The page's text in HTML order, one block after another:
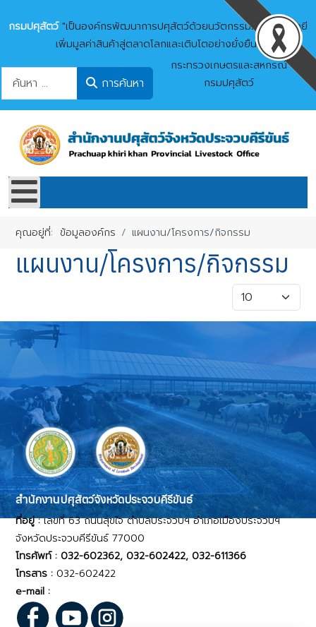
กรมปศุสัตว์"เป็นองค์กรพัฒนาการปศุสัตว์ด้วยนวัตกรรมและเทคโนโลยี
เพิ่มมูลค่าสินค้าสู่ตลาดโลกและเติบโตอย่างยั่งยืน"
การค้นหาการค้นหา
กระทรวงเกษตรและสหกรณ์
กรมปศุสัตว์
คุณอยู่ที่:ข้อมูลองค์กร แผนงาน/โครงการ/กิจกรรม
แผนงาน/โครงการ/กิจกรรม
แสดง #
สำนักงานปศุสัตว์จังหวัดประจวบคีรีขันธ์
ที่อยู่ :เลขที่ 63 ถนนสุขใจ ตำบลประจวบฯ อำเภอเมืองประจวบฯ
จังหวัดประจวบคีรีขันธ์ 77000
โทรศัพท์ : 032-602362, 032-602422, 032-611366
โทรสาร : 032-602422
e-mail :